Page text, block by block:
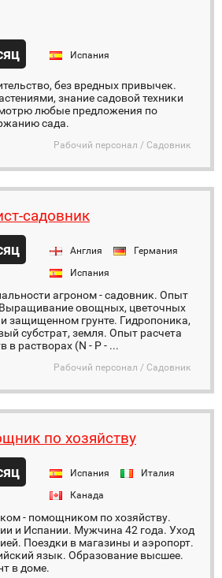
Испания
без вредных привычек.
знание садовой техники
любые предложения по
сада.
Рабочий персонал / Садовник
садовник
Англия
Германия
Испания
агроном - садовник. Опыт
Выращивание овощных, цветочных
защищенном грунте. Гидропоника,
субстрат, земля. Опыт расчета
в растворах (N - P - ...
Рабочий персонал / Садовник
по хозяйству
Испания
Италия
Канада
- помощником по хозяйству.
и Испании. Мужчина 42 года. Уход
Поездки в магазины и аэропорт.
язык. Образование высшее.
в доме.